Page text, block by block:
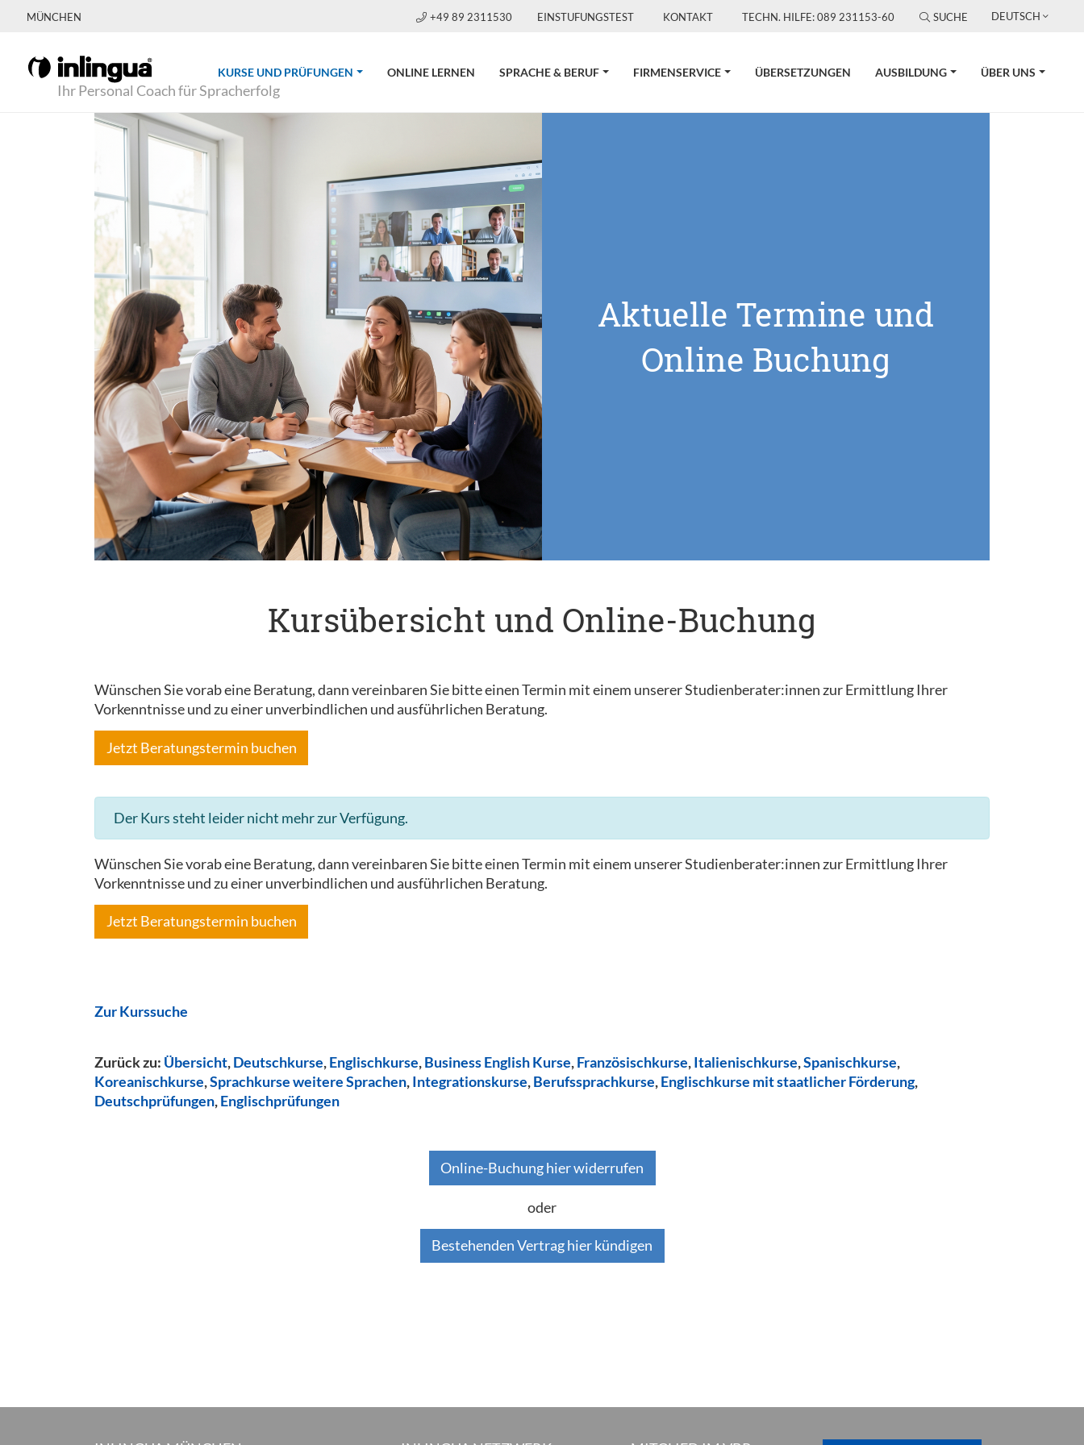
MÜNCHEN +49 89 2311530 EINSTUFUNGSTEST KONTAKT TECHN. HILFE: 089 231153-60 SUCHE DEUTSCH
Ihr Personal Coach für Spracherfolg
KURSE UND PRÜFUNGEN (CURRENT)ONLINE LERNEN SPRACHE & BERUF FIRMENSERVICE ÜBERSETZUNGEN AUSBILDUNG ÜBER UNS
Aktuelle Termine und
Online Buchung
Kursübersicht und Online-Buchung
Wünschen Sie vorab eine Beratung, dann vereinbaren Sie bitte einen Termin mit einem unserer Studienberater:innen zur Ermittlung Ihrer
Vorkenntnisse und zu einer unverbindlichen und ausführlichen Beratung.
Jetzt Beratungstermin buchen
Der Kurs steht leider nicht mehr zur Verfügung.
Wünschen Sie vorab eine Beratung, dann vereinbaren Sie bitte einen Termin mit einem unserer Studienberater:innen zur Ermittlung Ihrer
Vorkenntnisse und zu einer unverbindlichen und ausführlichen Beratung.
Jetzt Beratungstermin buchen
Zur Kurssuche
Zurück zu: Übersicht,Deutschkurse,Englischkurse,Business English Kurse,Französischkurse,Italienischkurse,Spanischkurse,
Koreanischkurse,Sprachkurse weitere Sprachen,Integrationskurse,Berufssprachkurse,Englischkurse mit staatlicher Förderung,
Deutschprüfungen,Englischprüfungen
Online-Buchung hier widerrufen
oder
Bestehenden Vertrag hier kündigen